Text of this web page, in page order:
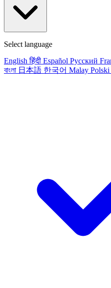
Select language
English हिंदी Español Русский
বাংলা 日本語 한국어 Malay Polski